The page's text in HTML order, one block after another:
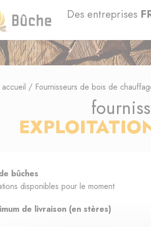
Des entreprises
accueil / Fournisseurs de bois de
bûches
disponibles pour le moment
de livraison (en stères)